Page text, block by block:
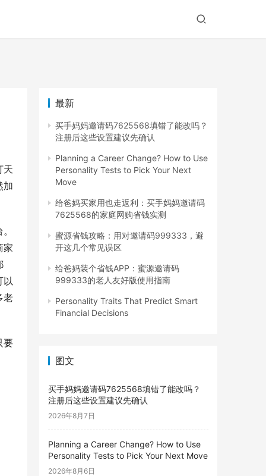
天
加
家
以
老
要
最新
买手妈妈邀请码7625568填错了能改吗？
注册后这些设置建议先确认
Planning a Career Change? How to Use
Personality Tests to Pick Your Next
Move
给爸妈买家用也走返利：买手妈妈邀请码
7625568的家庭网购省钱实测
蜜源省钱攻略：用对邀请码999333，避
开这几个常见误区
给爸妈装个省钱APP：蜜源邀请码
999333的老人友好版使用指南
Personality Traits That Predict Smart
Financial Decisions
图文
买手妈妈邀请码7625568填错了能改吗？
注册后这些设置建议先确认
2026年8月7日
Planning a Career Change? How to Use
Personality Tests to Pick Your Next Move
2026年8月6日